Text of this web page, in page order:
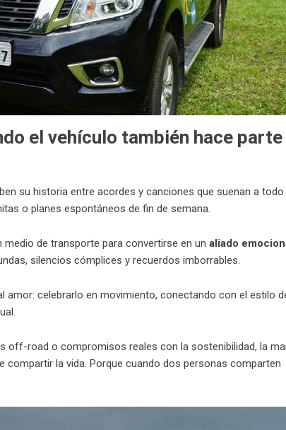
el vehículo también hace parte
su historia entre acordes y canciones que suenan a todo
o planes espontáneos de fin de semana.
de transporte para convertirse en un aliado
silencios cómplices y recuerdos imborrables.
amor: celebrarlo en movimiento, conectando con el estilo
off-road o compromisos reales con la sostenibilidad, la
la vida. Porque cuando dos personas comparten